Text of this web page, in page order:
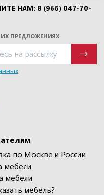
НАМ: 8 (966) 047-70-
ПРЕДЛОЖЕНИЯХ
по Москве и России
мебели
мебели
мебель?